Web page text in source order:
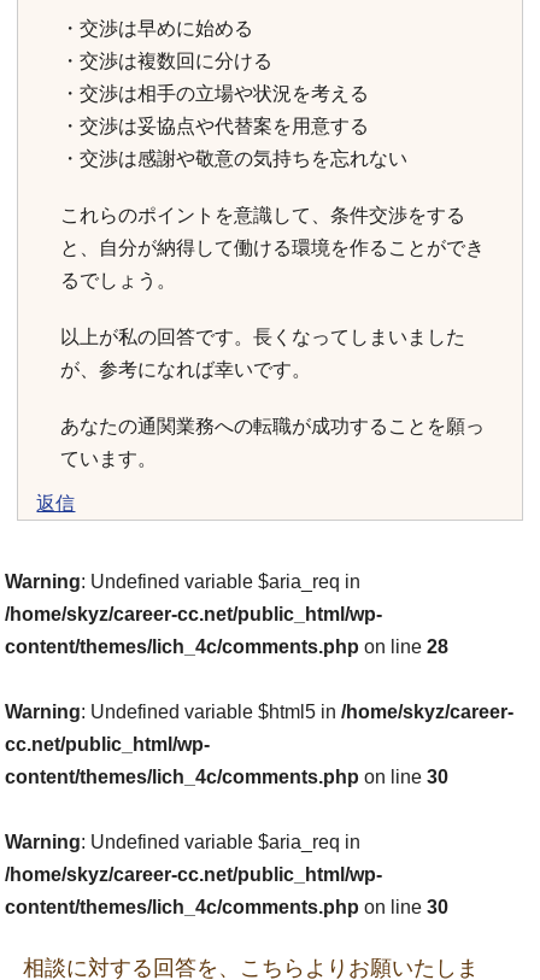
・交渉は早めに始める
・交渉は複数回に分ける
・交渉は相手の立場や状況を考える
・交渉は妥協点や代替案を用意する
・交渉は感謝や敬意の気持ちを忘れない
これらのポイントを意識して、条件交渉をする
と、自分が納得して働ける環境を作ることができ
るでしょう。
以上が私の回答です。長くなってしまいました
が、参考になれば幸いです。
あなたの通関業務への転職が成功することを願っ
ています。
返信
Warning: Undefined variable $aria_req in
/home/skyz/career-cc.net/public_html/wp-
content/themes/lich_4c/comments.php on line28
Warning: Undefined variable $html5 in/home/skyz/career-
cc.net/public_html/wp-
content/themes/lich_4c/comments.php on line30
Warning: Undefined variable $aria_req in
/home/skyz/career-cc.net/public_html/wp-
content/themes/lich_4c/comments.php on line30
相談に対する回答を、こちらよりお願いたしま